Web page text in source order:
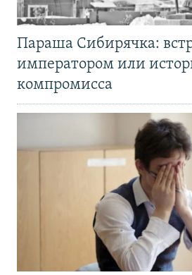
Параша Сибирячка:
императором или
компромисса